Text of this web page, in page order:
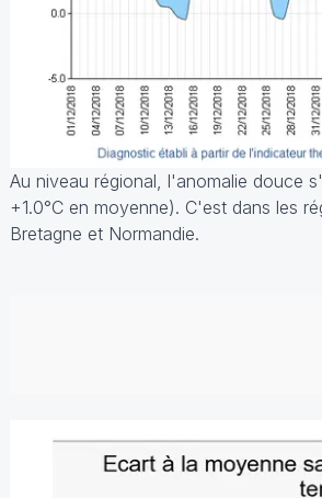
Au niveau régional, l'anomalie douce
+1.0°C en moyenne). C'est dans les
Bretagne et Normandie.